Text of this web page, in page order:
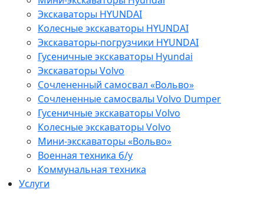
Экскаваторы HYUNDAI
Колесные экскаваторы HYUNDAI
Экскаваторы-погрузчики HYUNDAI
Гусеничные экскаваторы Hyundai
Экскаваторы Volvo
Сочлененный самосвал «Вольво»
Сочлененные самосвалы Volvo Dumper
Гусеничные экскаваторы Volvo
Колесные экскаваторы Volvo
Мини-экскаваторы «Вольво»
Военная техника б/у
Коммунальная техника
Услуги